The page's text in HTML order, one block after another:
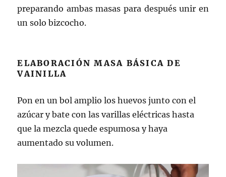
preparando ambas masas para después unir en
un solo bizcocho.
ELABORACIÓN MASA BÁSICA DE
VAINILLA
Pon en un bol amplio los huevos junto con el
azúcar y bate con las varillas eléctricas hasta
que la mezcla quede espumosa y haya
aumentado su volumen.